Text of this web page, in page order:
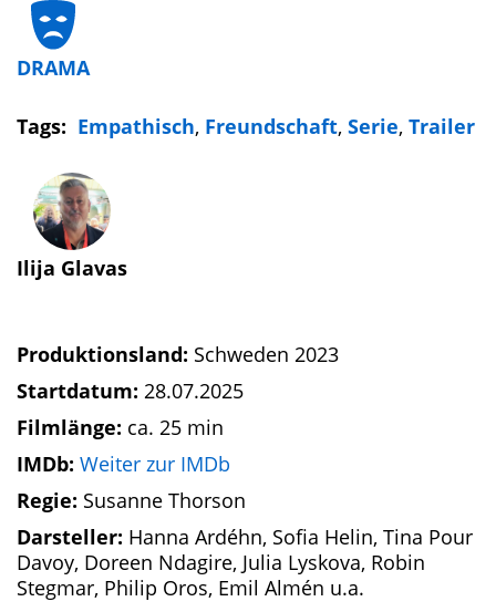
DRAMA
Tags: Empathisch, Freundschaft, Serie, Trailer
Ilija Glavas
Produktionsland: Schweden 2023
Startdatum: 28.07.2025
Filmlänge: ca. 25 min
IMDb: Weiter zur IMDb
Regie: Susanne Thorson
Darsteller: Hanna Ardéhn, Sofia Helin, Tina Pour
Davoy, Doreen Ndagire, Julia Lyskova, Robin
Stegmar, Philip Oros, Emil Almén u.a.